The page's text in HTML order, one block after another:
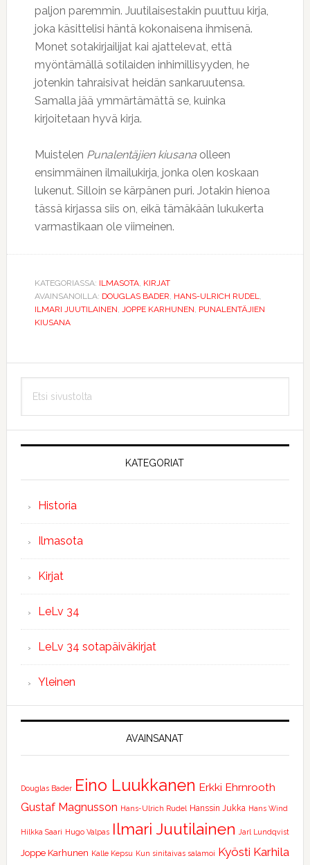
paljon paremmin. Juutilaisestakin puuttuu kirja,
joka käsittelisi häntä kokonaisena ihmisenä.
Monet sotakirjailijat kai ajattelevat, että
myöntämällä sotilaiden inhimillisyyden, he
jotenkin tahraisivat heidän sankaruutensa.
Samalla jää ymmärtämättä se, kuinka
kirjoitetaan hyvä kirja.
Muistelen Punalentäjien kiusanaolleen
ensimmäinen ilmailukirja, jonka olen koskaan
lukenut. Silloin se kärpänen puri. Jotakin hienoa
tässä kirjassa siis on, eikä tämäkään lukukerta
varmastikaan ole viimeinen.
KATEGORIASSA: ILMASOTA, KIRJAT
AVAINSANOILLA: DOUGLAS BADER, HANS-ULRICH RUDEL,
ILMARI JUUTILAINEN, JOPPE KARHUNEN, PUNALENTÄJIEN
KIUSANA
Ensisijainen
sivupalkki
sivustolta
KATEGORIAT
Historia
Ilmasota
Kirjat
LeLv 34
LeLv 34 sotapäiväkirjat
Yleinen
AVAINSANAT
Douglas Bader Eino Luukkanen Erkki Ehrnrooth
Gustaf Magnusson Hans-Ulrich Rudel Hanssin Jukka Hans Wind
Hilkka Saari Hugo Valpas Ilmari Juutilainen Jarl Lundqvist
Joppe Karhunen Kalle Kepsu Kun sinitaivas salamoi Kyösti Karhila